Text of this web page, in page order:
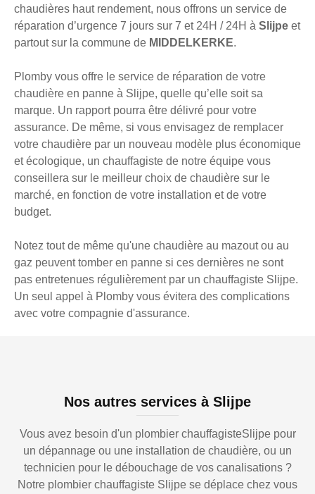
chaudières haut rendement, nous offrons un service de
réparation d’urgence 7 jours sur 7 et 24H / 24H à Slijpe et
partout sur la commune de MIDDELKERKE.
Plomby vous offre le service de réparation de votre
chaudière en panne à Slijpe, quelle qu’elle soit sa
marque. Un rapport pourra être délivré pour votre
assurance. De même, si vous envisagez de remplacer
votre chaudière par un nouveau modèle plus économique
et écologique, un chauffagiste de notre équipe vous
conseillera sur le meilleur choix de chaudière sur le
marché, en fonction de votre installation et de votre
budget.
Notez tout de même qu'une chaudière au mazout ou au
gaz peuvent tomber en panne si ces dernières ne sont
pas entretenues régulièrement par un chauffagiste Slijpe.
Un seul appel à Plomby vous évitera des complications
avec votre compagnie d'assurance.
Nos autres services à Slijpe
Vous avez besoin d'un plombier chauffagisteSlijpe pour
un dépannage ou une installation de chaudière, ou un
technicien pour le débouchage de vos canalisations ?
Notre plombier chauffagiste Slijpe se déplace chez vous